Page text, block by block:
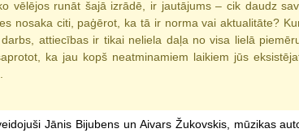
vēlējos runāt šajā izrādē, ir jautājums – cik daudz
nosaka citi, paģērot, ka tā ir norma vai aktualitāte?
attiecības ir tikai neliela daļa no visa lielā
ka jau kopš neatminamiem laikiem jūs
Jānis Bijubens un Aivars Žukovskis, mūzikas